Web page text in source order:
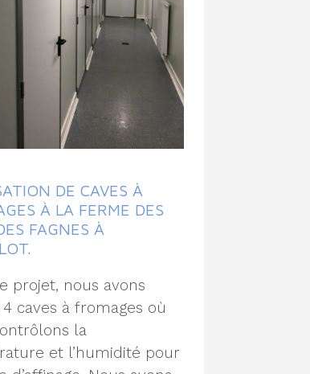
DE CAVES À
À LA FERME DES
FAGNES À
projet, nous avons
caves à fromages où
la
et l’humidité pour